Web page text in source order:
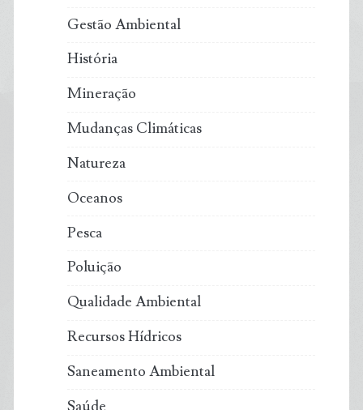
Gestão Ambiental
História
Mineração
Mudanças Climáticas
Natureza
Oceanos
Pesca
Poluição
Qualidade Ambiental
Recursos Hídricos
Saneamento Ambiental
Saúde